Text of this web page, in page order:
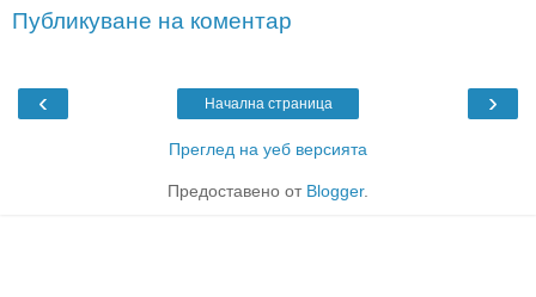
Публикуване на коментар
‹ ›
Начална страница
Преглед на уеб версията
Предоставено от Blogger.